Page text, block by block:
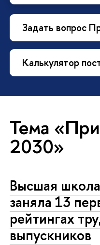
Задать вопрос
Калькулятор
Тема
2030»
Высшая
заняла 13
рейтингах
выпускников